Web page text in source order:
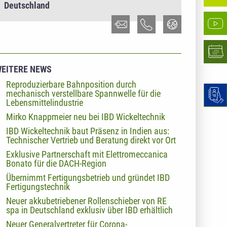
Deutschland
NEWS
Reproduzierbare Bahnposition durch
mechanisch verstellbare Spannwelle für die
Lebensmittelindustrie
Mirko Knappmeier neu bei IBD Wickeltechnik
IBD Wickeltechnik baut Präsenz in Indien aus:
Technischer Vertrieb und Beratung direkt vor Ort
Exklusive Partnerschaft mit Elettromeccanica
Bonato für die DACH-Region
Übernimmt Fertigungsbetrieb und gründet IBD
Fertigungstechnik
Neuer akkubetriebener Rollenschieber von RE
spa in Deutschland exklusiv über IBD erhältlich
Neuer Generalvertreter für Corona-